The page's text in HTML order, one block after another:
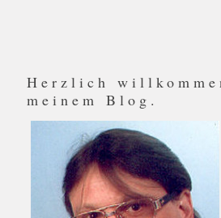
Herzlich
meinem Blog.